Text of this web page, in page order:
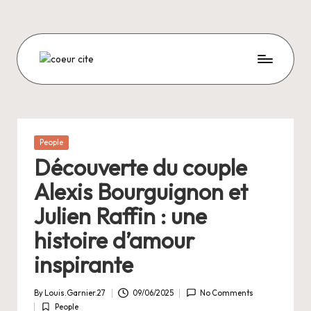
content
C
E
U
R
C
I
T
E
Posted
People
Découverte du couple
Alexis Bourguignon et
Julien Raffin : une
histoire d’amour
inspirante
Posted
By Louis.Garnier.27 09/06/2025 No Comments
People